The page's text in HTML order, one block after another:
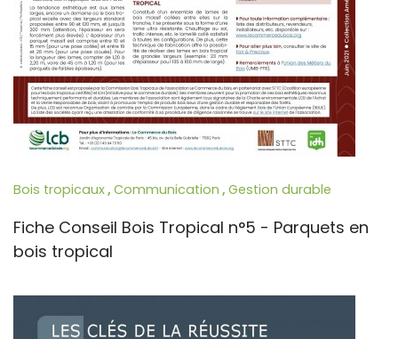
Bois tropicaux, Communication , Gestion durable
Fiche Conseil Bois Tropical n°5 - Parquets en
bois tropical